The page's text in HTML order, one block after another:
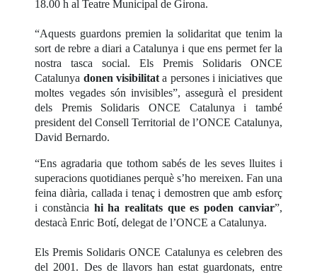
18.00 h al Teatre Municipal de Girona.
“Aquests guardons premien la solidaritat que tenim la
sort de rebre a diari a Catalunya i que ens permet fer la
nostra tasca social. Els Premis Solidaris ONCE
Catalunya donen visibilitata persones i iniciatives que
moltes vegades són invisibles”, assegurà el president
dels Premis Solidaris ONCE Catalunya i també
president del Consell Territorial de l’ONCE Catalunya,
David Bernardo.
“Ens agradaria que tothom sabés de les seves lluites i
superacions quotidianes perquè s’ho mereixen. Fan una
feina diària, callada i tenaç i demostren que amb esforç
i constància hi ha realitats que es poden canviar”,
destacà Enric Botí, delegat de l’ONCE a Catalunya.
Els Premis Solidaris ONCE Catalunya es celebren des
del 2001. Des de llavors han estat guardonats, entre